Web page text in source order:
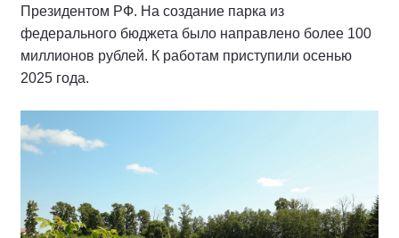
Президентом РФ. На создание парка из
федерального бюджета было направлено более 100
миллионов рублей. К работам приступили осенью
2025 года.